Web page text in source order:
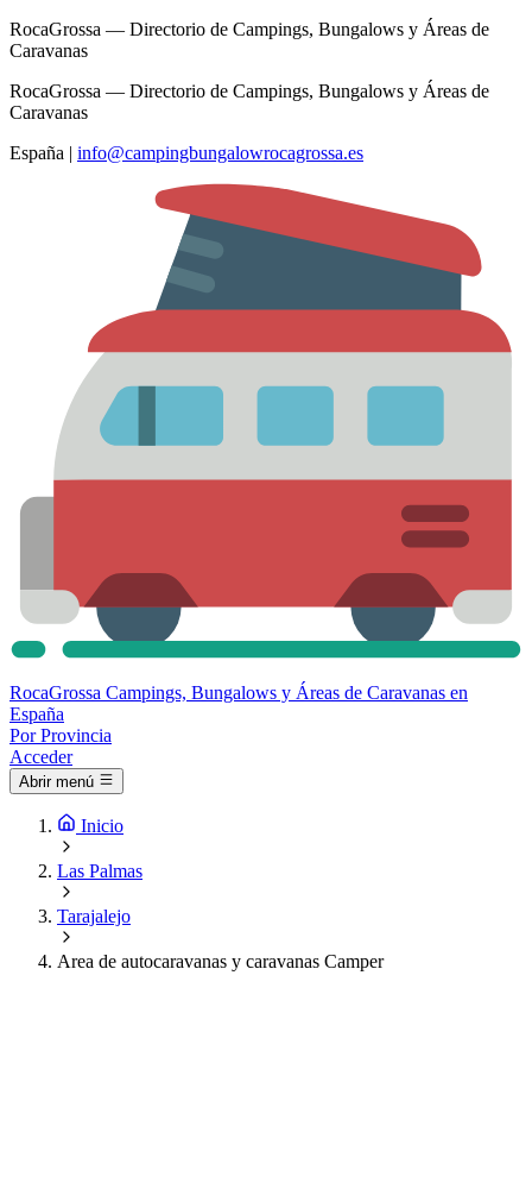
RocaGrossa — Directorio de Campings, Bungalows y Áreas de
Caravanas
RocaGrossa — Directorio de Campings, Bungalows y Áreas de
Caravanas
España | info@campingbungalowrocagrossa.es
RocaGrossa Campings, Bungalows y Áreas de Caravanas en
España
Por Provincia
Acceder
Abrir menú
Inicio
Las Palmas
Tarajalejo
Area de autocaravanas y caravanas Camper